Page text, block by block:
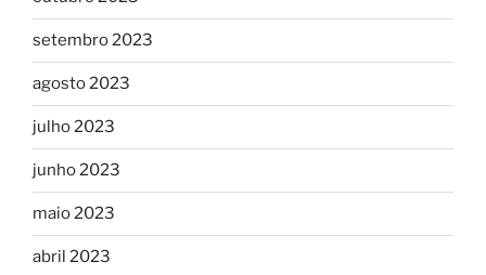
setembro 2023
agosto 2023
julho 2023
junho 2023
maio 2023
abril 2023